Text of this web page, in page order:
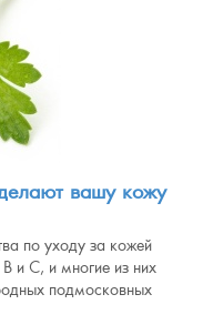
вашу кожу
по уходу за кожей
и С, и многие из них
подмосковных